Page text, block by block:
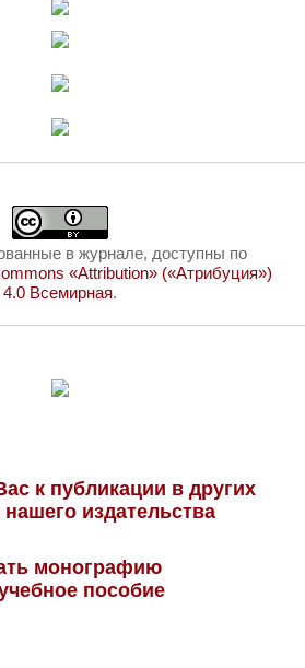
в журнале, доступны по
«Attribution» («Атрибуция»)
4.0 Всемирная.
к публикации в других
издательства
монографию
пособие